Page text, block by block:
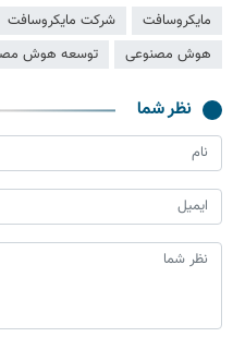
مایکروسافت شرکت مایکروسافت
هوش مصنوعی
توسعه هوش
نظر شما